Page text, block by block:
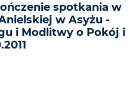
spotkania w
w Asyżu -
i Modlitwy o Pokój i